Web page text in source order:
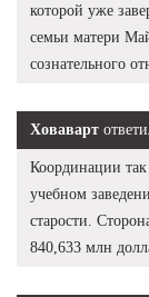
которой уже
семьи матери
сознательного
Ховаварт
Координации
учебном
старости.
840,633 млн